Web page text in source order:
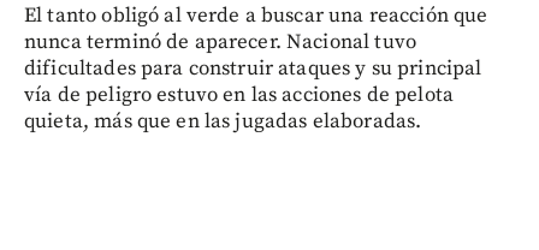
El tanto obligó al verde a buscar una reacción que
nunca terminó de aparecer. Nacional tuvo
dificultades para construir ataques y su principal
vía de peligro estuvo en las acciones de pelota
quieta, más que en las jugadas elaboradas.